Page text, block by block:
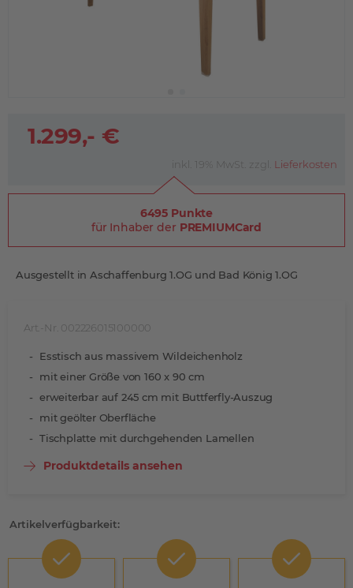
Art.-Nr. 002226015100000
Esstisch aus massivem Wildeichenholz
mit einer Größe von 160 x 90 cm
erweiterbar auf 245 cm mit Buttferfly-Auszug
mit geölter Oberfläche
Tischplatte mit durchgehenden Lamellen
Produktdetails ansehen
Artikelverfügbarkeit:
1.299,- €
inkl. 19% MwSt. zzgl. Lieferkosten
6495 Punkte
für Inhaber der PREMIUMCard
Ausgestellt in Aschaffenburg 1.OG und Bad König 1.OG